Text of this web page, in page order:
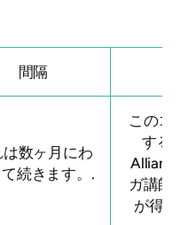
間隔
は数ヶ月にわ
続きます。.
このコ
する
ガ講師
が得